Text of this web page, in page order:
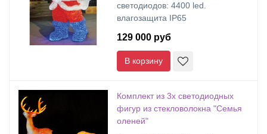
светодиодов: 4400 led.
влагозащита IP65
129 000 руб
В корзину
Комплект из 3х светодиодных
фигур из стекловолокна "Семья
оленей"